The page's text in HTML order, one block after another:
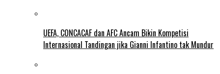
UEFA, CONCACAF dan AFC Ancam Bikin Kompetisi
Internasional Tandingan jika Gianni Infantino tak Mundur